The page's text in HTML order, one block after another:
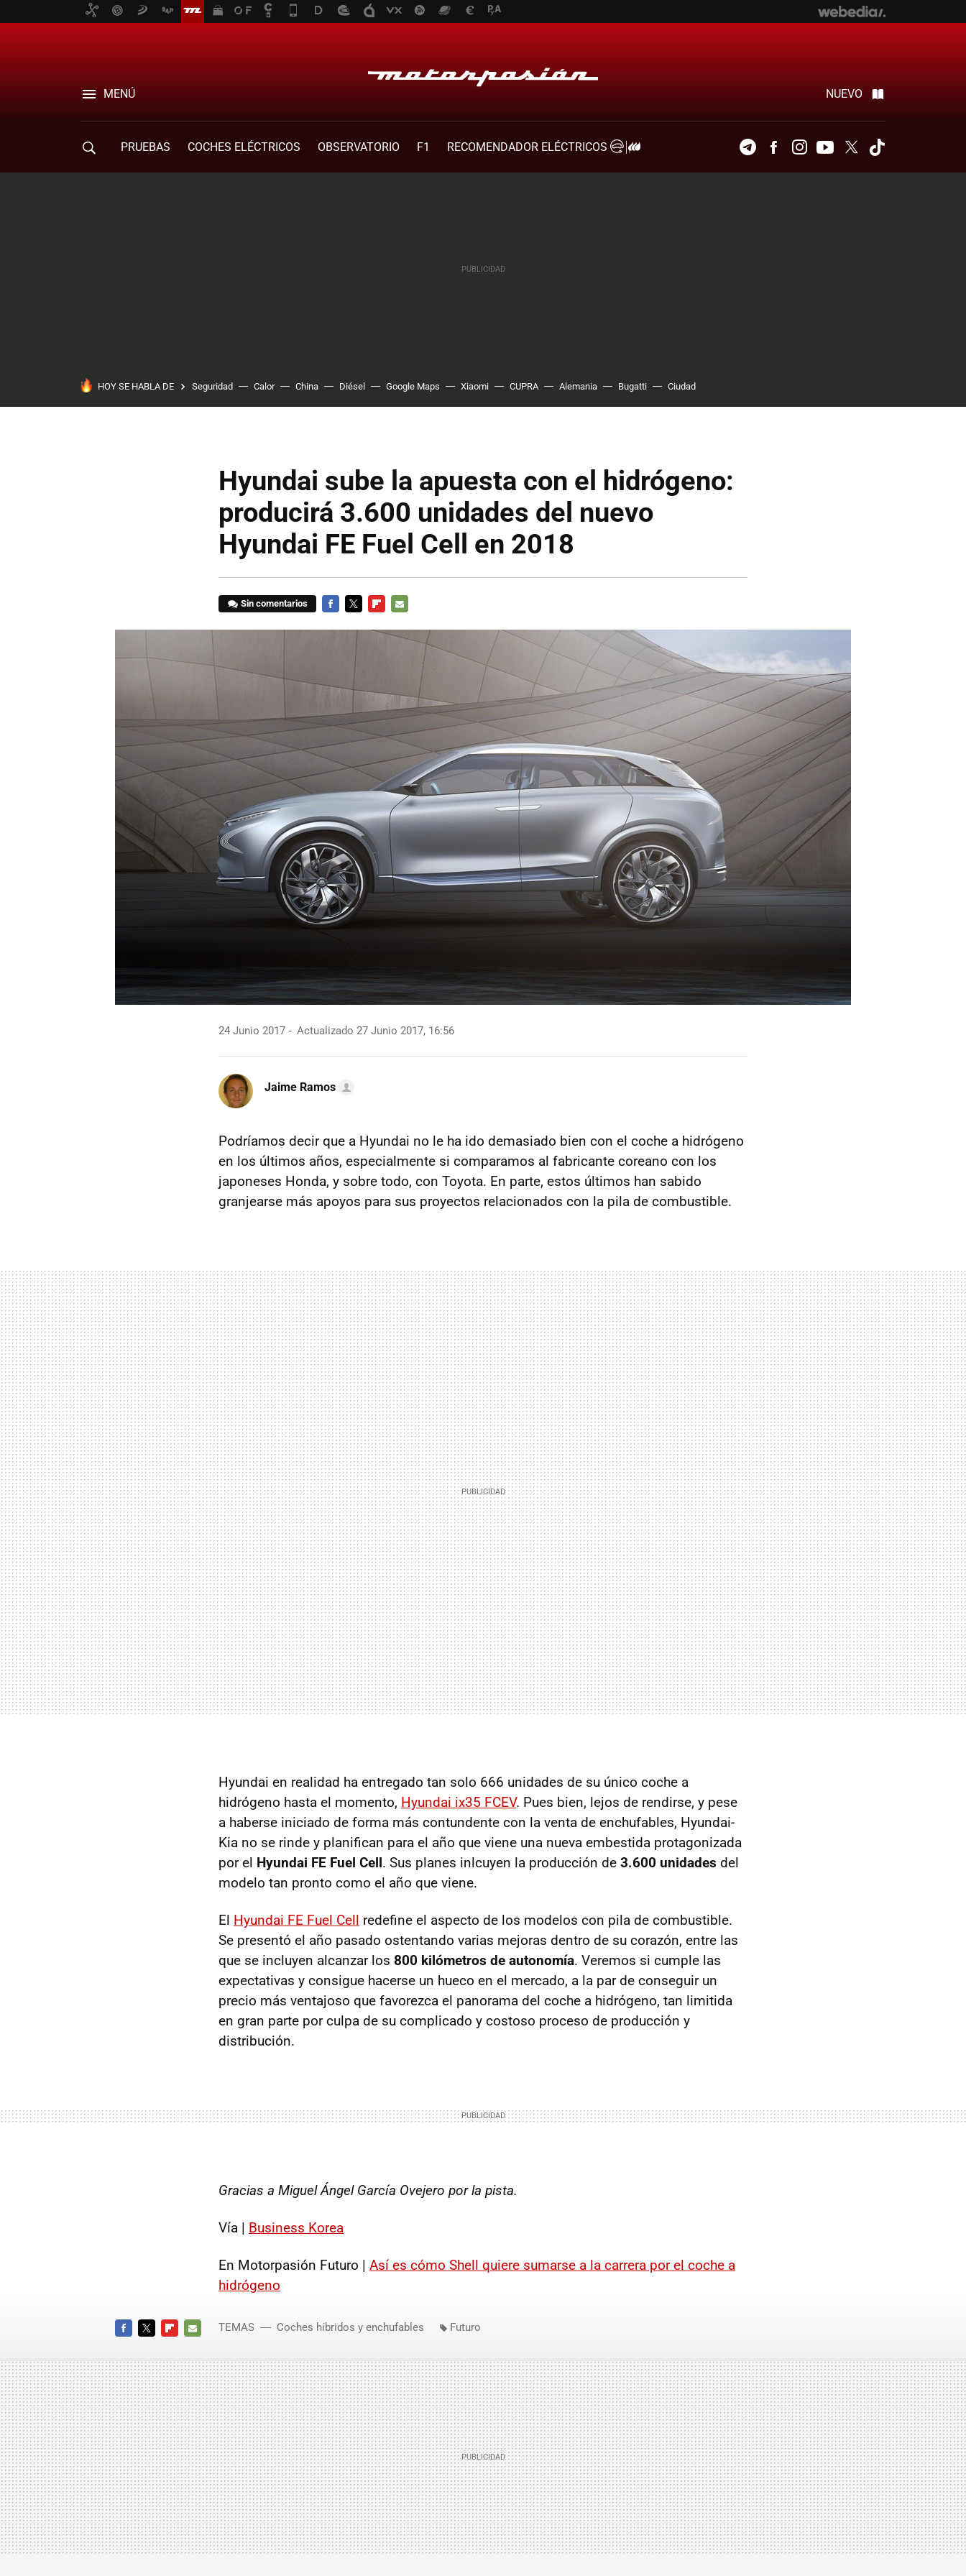
MENÚ NUEVO
PRUEBAS COCHES ELÉCTRICOS OBSERVATORIO F1
RECOMENDADOR ELÉCTRICOS
TelegramFacebookInstagramYoutubeTwitter
HOY SE HABLA DE Seguridad Calor China Diésel Google Maps Xiaomi CUPRA Alemania Bugatti Ciudad
Hyundai sube la apuesta con el hidrógeno:
producirá 3.600 unidades del nuevo
Hyundai FE Fuel Cell en 2018
Sin comentarios
MAIL
24 Junio 2017 Actualizado 27 Junio 2017, 16:56
Jaime Ramos
Podríamos decir que a Hyundai no le ha ido demasiado bien con el coche a hidrógeno
en los últimos años, especialmente si comparamos al fabricante coreano con los
japoneses Honda, y sobre todo, con Toyota. En parte, estos últimos han sabido
granjearse más apoyos para sus proyectos relacionados con la pila de combustible.
Hyundai en realidad ha entregado tan solo 666 unidades de su único coche a
hidrógeno hasta el momento, Hyundai ix35 FCEV. Pues bien, lejos de rendirse, y pese
a haberse iniciado de forma más contundente con la venta de enchufables, Hyundai-
Kia no se rinde y planifican para el año que viene una nueva embestida protagonizada
por el Hyundai FE Fuel Cell. Sus planes inlcuyen la producción de 3.600 unidades del
modelo tan pronto como el año que viene.
El Hyundai FE Fuel Cell redefine el aspecto de los modelos con pila de combustible.
Se presentó el año pasado ostentando varias mejoras dentro de su corazón, entre las
que se incluyen alcanzar los 800 kilómetros de autonomía. Veremos si cumple las
expectativas y consigue hacerse un hueco en el mercado, a la par de conseguir un
precio más ventajoso que favorezca el panorama del coche a hidrógeno, tan limitida
en gran parte por culpa de su complicado y costoso proceso de producción y
distribución.
Gracias a Miguel Ángel García Ovejero por la pista.
Vía | Business Korea
En Motorpasión Futuro | Así es cómo Shell quiere sumarse a la carrera por el coche a
hidrógeno
MAIL
TEMAS Coches híbridos y enchufables Futuro